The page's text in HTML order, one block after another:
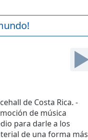
de Costa Rica. -
de música
para darle a los
de una forma más